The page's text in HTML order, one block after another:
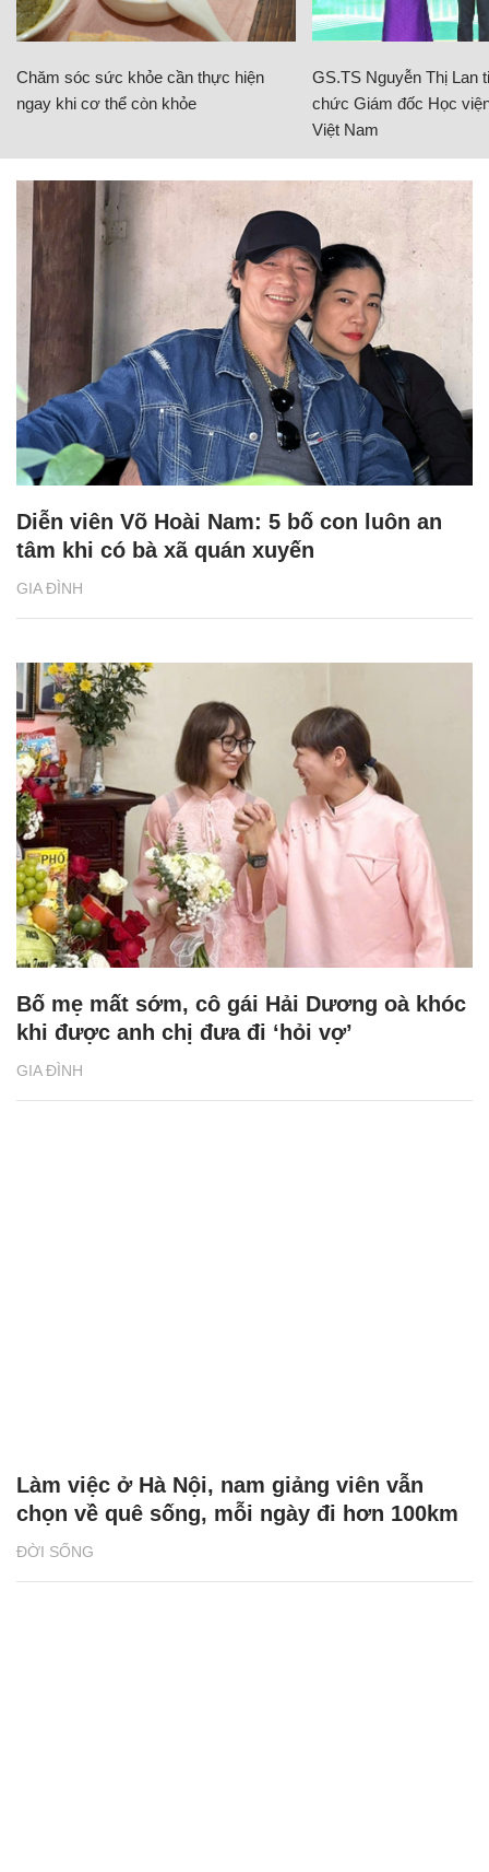
Chăm sóc sức khỏe cần thực hiện
ngay khi cơ thể còn khỏe
GS.TS Nguyễn Thị Lan
chức Giám đốc Học
Việt Nam
GIA ĐÌNH
Diễn viên Võ Hoài Nam: 5 bố con luôn an
tâm khi có bà xã quán xuyến
GIA ĐÌNH
Bố mẹ mất sớm, cô gái Hải Dương oà khóc
khi được anh chị đưa đi ‘hỏi vợ’
ĐỜI SỐNG
Làm việc ở Hà Nội, nam giảng viên vẫn
chọn về quê sống, mỗi ngày đi hơn 100km